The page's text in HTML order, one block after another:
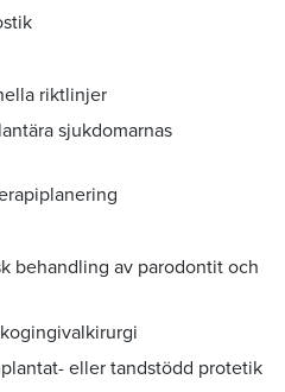
riktlinjer
sjukdomarnas
behandling av parodontit och
eller tandstödd protetik